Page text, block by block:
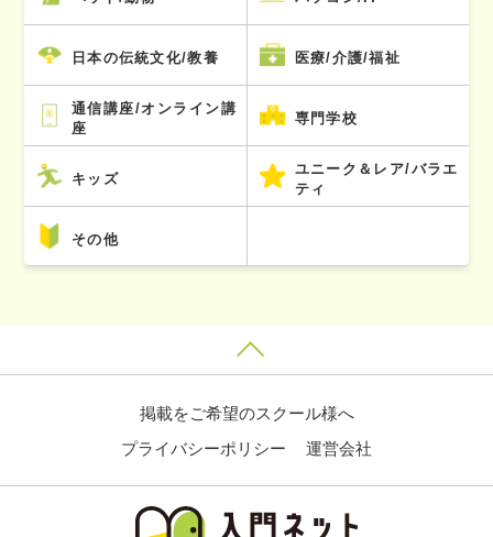
日本の伝統文化/教養 医療/介護/福祉
通信講座/オンライン講
座
専門学校
キッズ
ユニーク＆レア/バラエ
ティ
その他
掲載をご希望のスクール様へ
プライバシーポリシー
運営会社